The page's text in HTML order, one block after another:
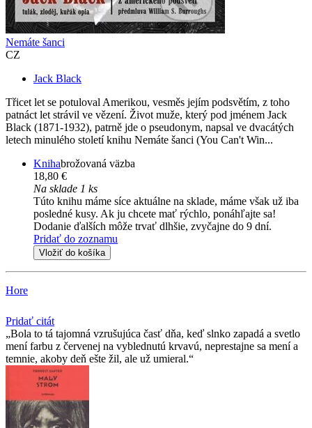
Nemáte šanci
CZ
Jack Black
Třicet let se potuloval Amerikou, vesměs jejím podsvětím, z toho
patnáct let strávil ve vězení. Život muže, který pod jménem Jack
Black (1871-1932), patrně jde o pseudonym, napsal ve dvacátých
letech minulého století knihu Nemáte šanci (You Can't Win...
Knihabrožovaná väzba
18,80 €
Na sklade 1 ks
Túto knihu máme síce aktuálne na sklade, máme však už iba
posledné kusy. Ak ju chcete mať rýchlo, ponáhľajte sa!
Dodanie ďalších môže trvať dlhšie, zvyčajne do 9 dní.
Pridať do zoznamu
Vložiť do košíka
Hore
Pridať citát
Bola to tá tajomná vzrušujúca časť dňa, keď slnko zapadá a svetlo
mení farbu z červenej na vyblednutú krvavú, neprestajne sa mení a
temnie, akoby deň ešte žil, ale už umieral.